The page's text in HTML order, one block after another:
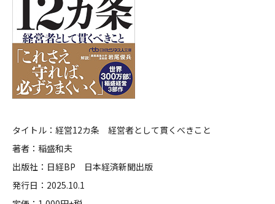
タイトル：経営12カ条 経営者として貫くべきこと
著者：稲盛和夫
出版社：日経BP 日本経済新聞出版
発行日：2025.10.1